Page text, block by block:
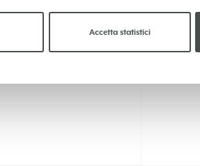
Accetta statistici